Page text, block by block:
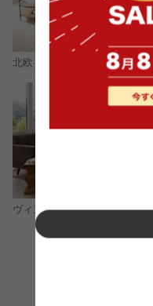
北欧
ヴィンテージ